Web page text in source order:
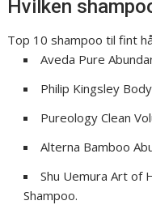
Hvilken
Top 10 shampoo til fint
Aveda Pure
Philip Kingsley
Pureology Clean
Alterna Bamboo
Shu Uemura Art of
Shampoo.